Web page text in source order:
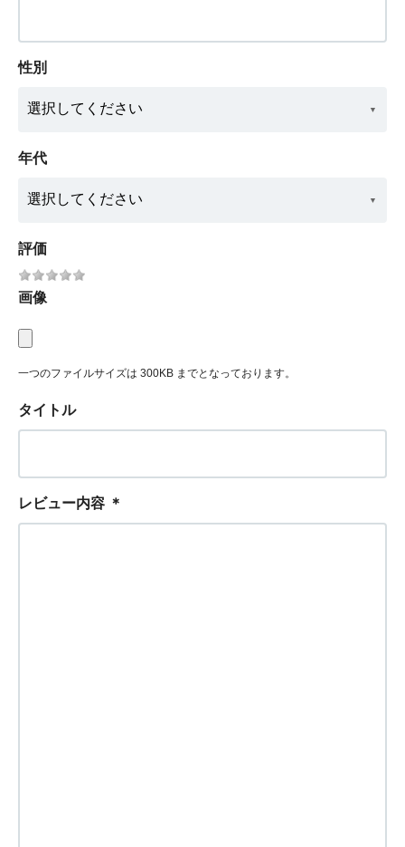
性別
年代
評価
画像
一つのファイルサイズは 300KB までとなっております。
タイトル
レビュー内容 ＊